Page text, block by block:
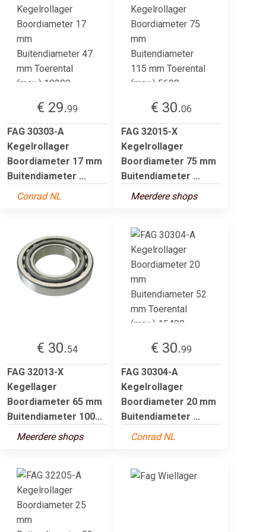
€ 29.99
FAG 30303-A
Kegelrollager
Boordiameter 17 mm
Buitendiameter ...
Conrad NL
€ 30.06
FAG 32015-X
Kegelrollager
Boordiameter 75 mm
Buitendiameter ...
Meerdere shops
€ 30.54
FAG 32013-X
Kegellager
Boordiameter 65 mm
Buitendiameter 100...
Meerdere shops
€ 30.99
FAG 30304-A
Kegelrollager
Boordiameter 20 mm
Buitendiameter ...
Conrad NL